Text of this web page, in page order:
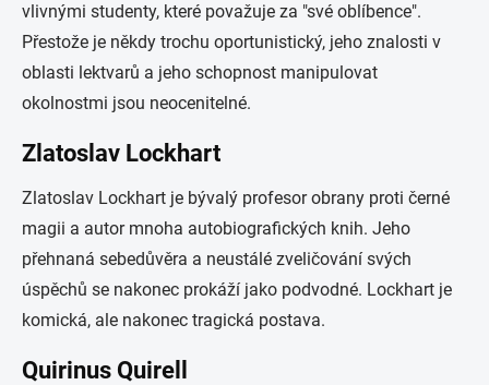
vlivnými studenty, které považuje za "své oblíbence".
Přestože je někdy trochu oportunistický, jeho znalosti v
oblasti lektvarů a jeho schopnost manipulovat
okolnostmi jsou neocenitelné.
Zlatoslav Lockhart
Zlatoslav Lockhart je bývalý profesor obrany proti černé
magii a autor mnoha autobiografických knih. Jeho
přehnaná sebedůvěra a neustálé zveličování svých
úspěchů se nakonec prokáží jako podvodné. Lockhart je
komická, ale nakonec tragická postava.
Quirinus Quirell